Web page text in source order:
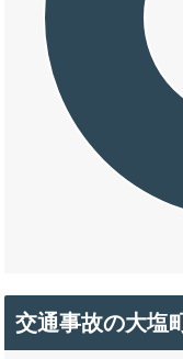
交通事故の大塩